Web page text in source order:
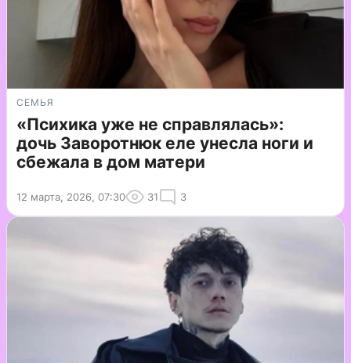
СЕМЬЯ
«Психика уже не справлялась»:
дочь Заворотнюк еле унесла ноги и
сбежала в дом матери
12 марта, 2026, 07:30 31 3